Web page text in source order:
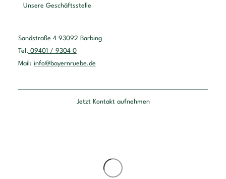
Unsere Geschäftsstelle
Sandstraße 4 93092 Barbing
Tel. 09401 / 9304 0
Mail: info@bayernruebe.de
Jetzt Kontakt aufnehmen